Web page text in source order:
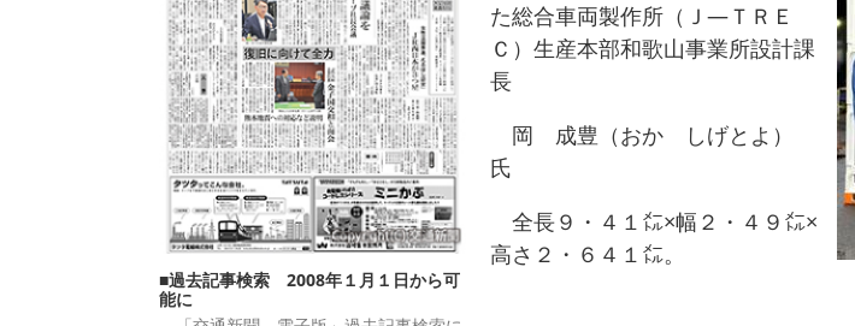
■過去記事検索 2008年１月１日から可
能に
た総合車両製作所（Ｊ―ＴＲＥ
Ｃ）生産本部和歌山事業所設計課
長
岡 成豊（おか しげとよ）
氏
全長９・４１㍍×幅２・４９㍍×
高さ２・６４１㍍。